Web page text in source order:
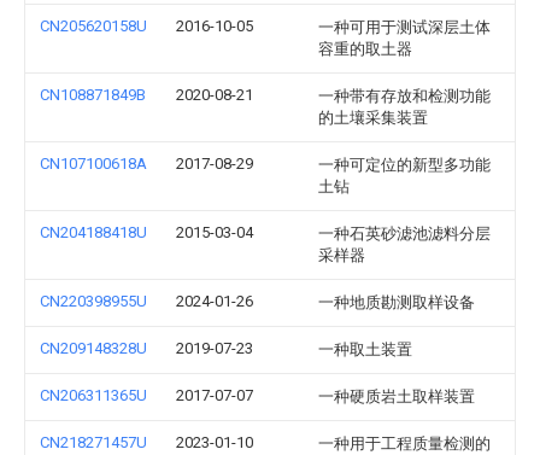
CN205620158U 2016-10-05
一种可用于测试深层土体
容重的取土器
CN108871849B 2020-08-21
一种带有存放和检测功能
的土壤采集装置
CN107100618A 2017-08-29
一种可定位的新型多功能
土钻
CN204188418U 2015-03-04
一种石英砂滤池滤料分层
采样器
CN220398955U 2024-01-26 一种地质勘测取样设备
CN209148328U 2019-07-23 一种取土装置
CN206311365U 2017-07-07 一种硬质岩土取样装置
CN218271457U 2023-01-10
一种用于工程质量检测的